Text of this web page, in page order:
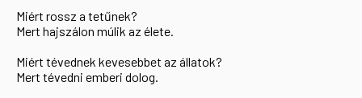
Miért rossz a tetűnek?
Mert hajszálon múlik az élete.
Miért tévednek kevesebbet az állatok?
Mert tévedni emberi dolog.